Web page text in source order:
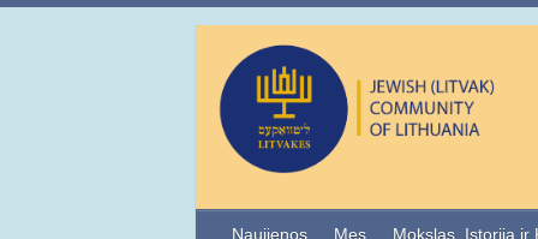
Naujienos Mes Mokslas, Istorija ir